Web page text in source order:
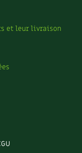
et leur livraison